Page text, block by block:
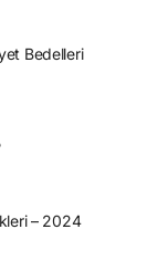
Bedelleri
– 2024